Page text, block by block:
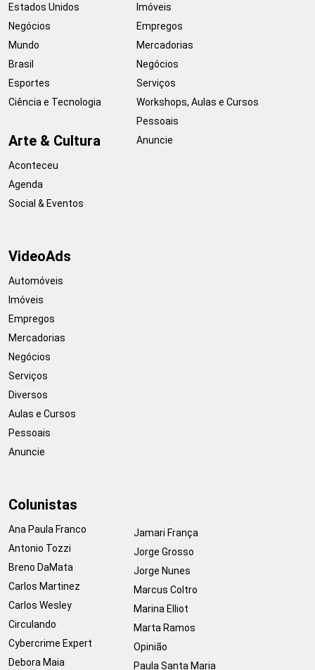
Estados Unidos
Negócios
Mundo
Brasil
Esportes
Ciência e Tecnologia
Arte & Cultura
Aconteceu
Agenda
Social & Eventos
Imóveis
Empregos
Mercadorias
Negócios
Serviços
Workshops, Aulas e Cursos
Pessoais
Anuncie
VideoAds
Automóveis
Imóveis
Empregos
Mercadorias
Negócios
Serviços
Diversos
Aulas e Cursos
Pessoais
Anuncie
Colunistas
Ana Paula Franco
Antonio Tozzi
Breno DaMata
Carlos Martinez
Carlos Wesley
Circulando
Cybercrime Expert
Debora Maia
Jamari França
Jorge Grosso
Jorge Nunes
Marcus Coltro
Marina Elliot
Marta Ramos
Opinião
Paula Santa Maria